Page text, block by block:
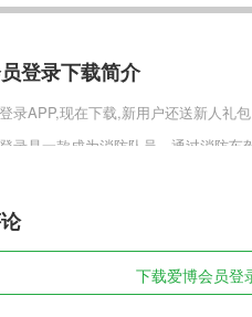
登录下载简介
录APP,现在下载,新用户还送新人礼包.
录是一款成为消防队员，通过消防
况时有发生，在大火来临之际，玩家
登录软件特色
京出行”充分汲取北京的深厚文化底
下载爱博会员登